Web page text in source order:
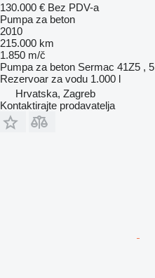
130.000 € Bez PDV-a
Pumpa za beton
2010
215.000 km
1.850 m/č
Pumpa za beton Sermac 41Z5 ,
Rezervoar za vodu 1.000 l
Hrvatska, Zagreb
Kontaktirajte prodavatelja